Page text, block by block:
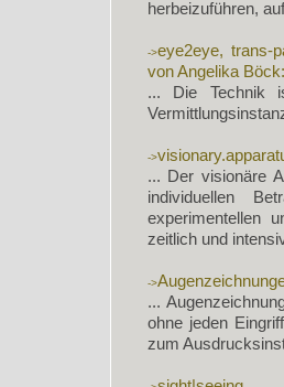
herbeizuführen,
eye2eye, trans-
von Angelika Böck:
... Die Technik
... Der visionäre
individuellen
experimentellen
zeitlich und
...
ohne jeden
zum